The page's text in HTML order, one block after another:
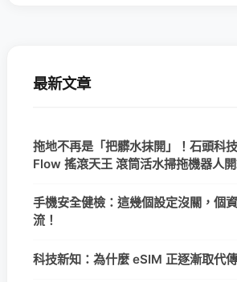
最新文章
拖地不再是「把髒水抹開」！石頭科
Flow 搖滾天王 滾筒活水掃拖機器人
手機安全健檢：這幾個設定沒關，個
流！
科技新知：為什麼 eSIM 正逐漸取代